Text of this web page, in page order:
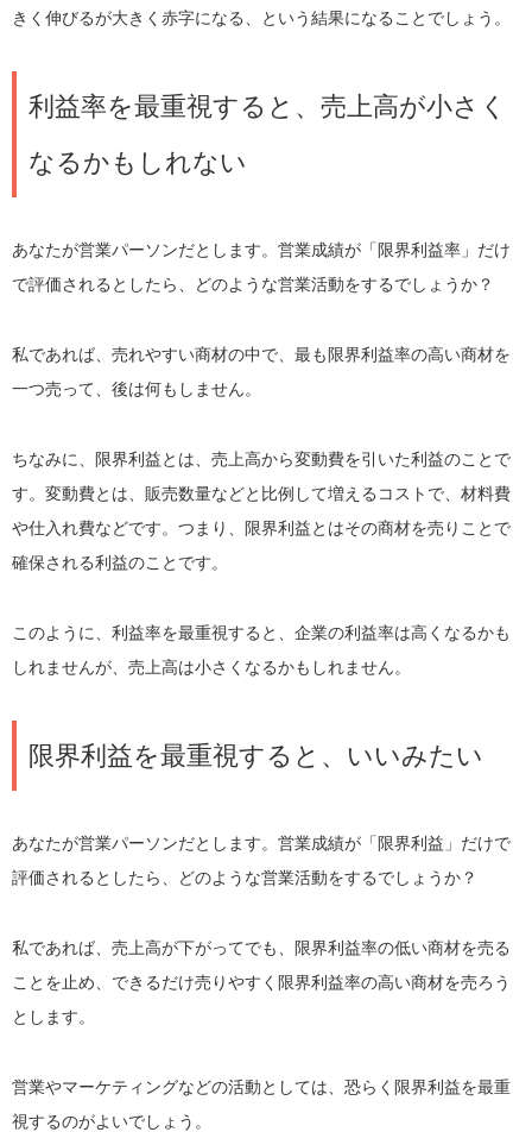
きく伸びるが大きく赤字になる、という結果になることでしょう。
利益率を最重視すると、売上高が小さく
なるかもしれない
あなたが営業パーソンだとします。営業成績が「限界利益率」だけ
で評価されるとしたら、どのような営業活動をするでしょうか？
私であれば、売れやすい商材の中で、最も限界利益率の高い商材を
一つ売って、後は何もしません。
ちなみに、限界利益とは、売上高から変動費を引いた利益のことで
す。変動費とは、販売数量などと比例して増えるコストで、材料費
や仕入れ費などです。つまり、限界利益とはその商材を売りことで
確保される利益のことです。
このように、利益率を最重視すると、企業の利益率は高くなるかも
しれませんが、売上高は小さくなるかもしれません。
限界利益を最重視すると、いいみたい
あなたが営業パーソンだとします。営業成績が「限界利益」だけで
評価されるとしたら、どのような営業活動をするでしょうか？
私であれば、売上高が下がってでも、限界利益率の低い商材を売る
ことを止め、できるだけ売りやすく限界利益率の高い商材を売ろう
とします。
営業やマーケティングなどの活動としては、恐らく限界利益を最重
視するのがよいでしょう。